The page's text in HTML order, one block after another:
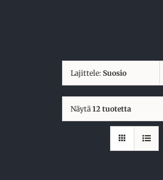
Lajittele: Suosio
Näytä 12 tuotetta